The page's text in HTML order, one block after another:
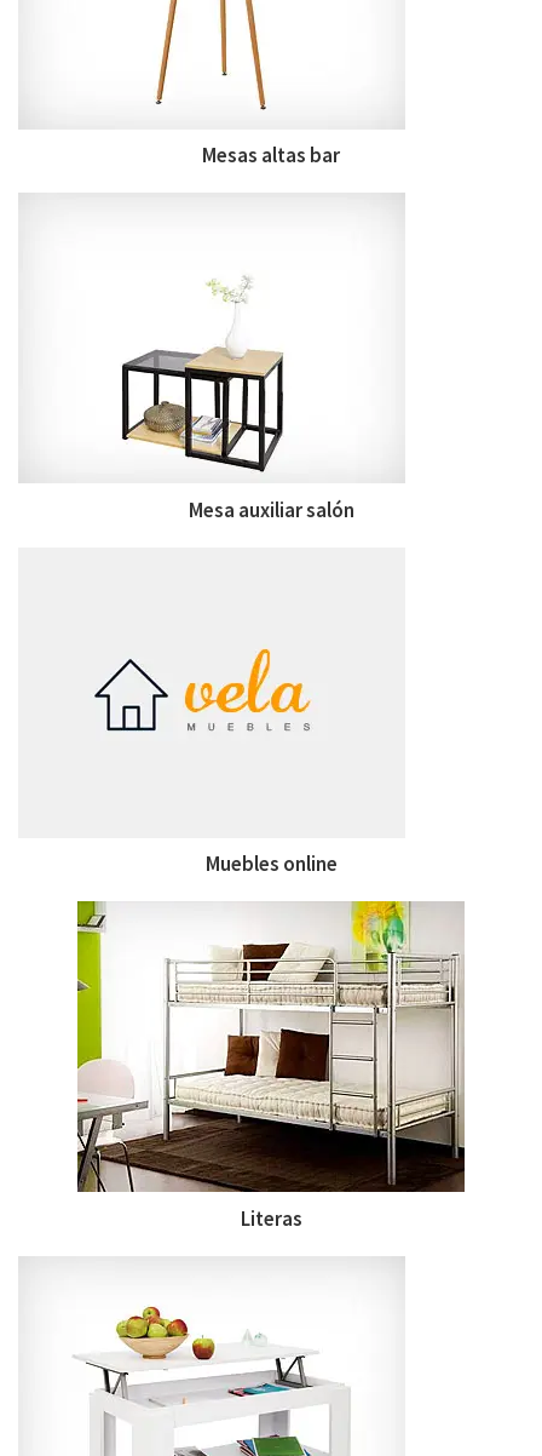
Mesas altas bar
Mesa auxiliar salón
Muebles online
Literas